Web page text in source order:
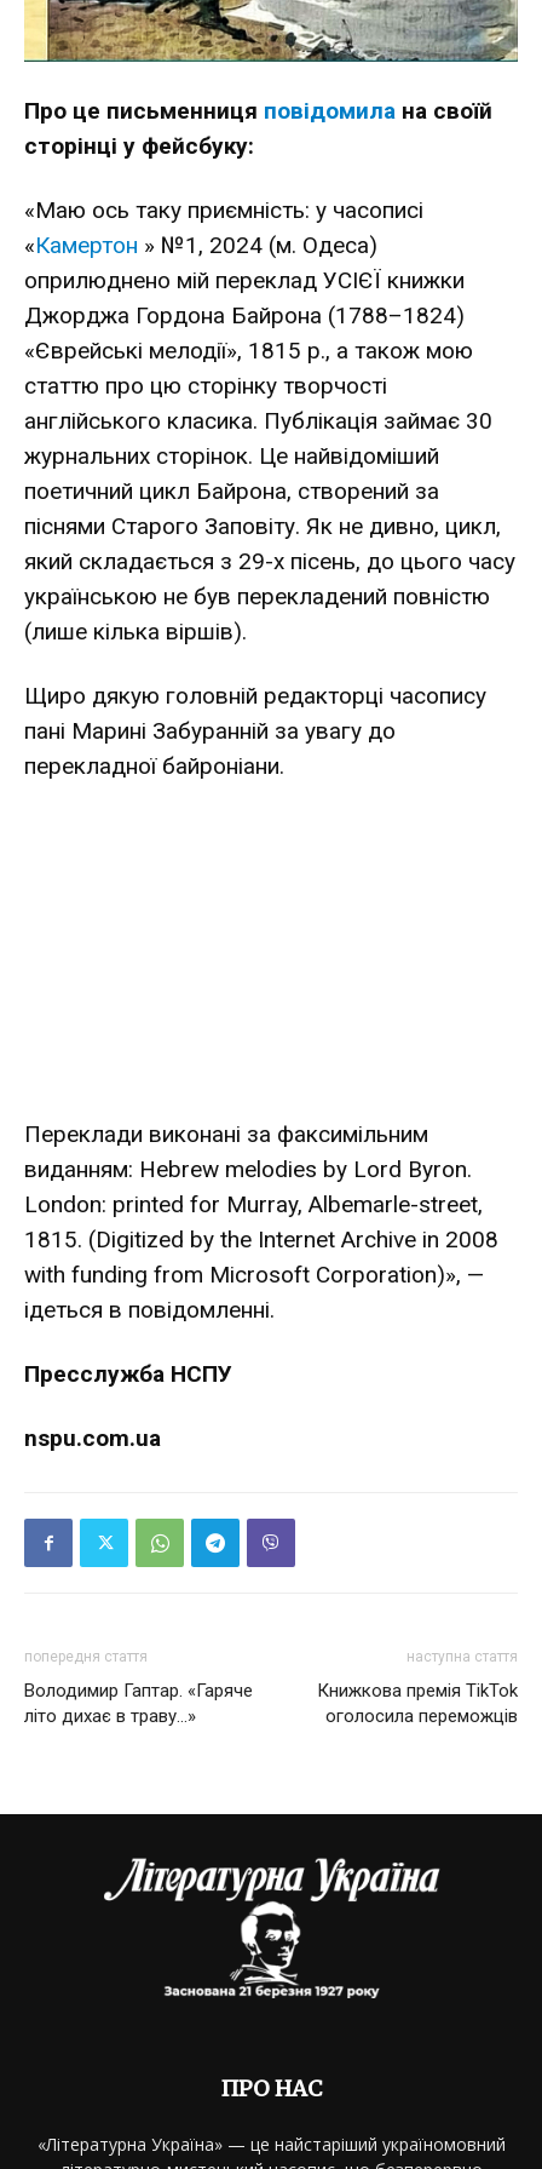
Про це письменниця повідомила на своїй
сторінці у фейсбуку:
«Маю ось таку приємність: у часописі
«Камертон » №1, 2024 (м. Одеса)
оприлюднено мій переклад УСІЄЇ книжки
Джорджа Гордона Байрона (1788–1824)
«Єврейські мелодії», 1815 р., а також мою
статтю про цю сторінку творчості
англійського класика. Публікація займає 30
журнальних сторінок. Це найвідоміший
поетичний цикл Байрона, створений за
піснями Старого Заповіту. Як не дивно, цикл,
який складається з 29-х пісень, до цього часу
українською не був перекладений повністю
(лише кілька віршів).
Щиро дякую головній редакторці часопису
пані Марині Забуранній за увагу до
перекладної байроніани.
Переклади виконані за факсимільним
виданням: Hebrew mеlodies by Lord Byron.
London: printed for Murray, Albemarle-street,
1815. (Digitized by the Internet Archive in 2008
with funding from Microsoft Corporation)», —
ідеться в повідомленні.
Пресслужба НСПУ
nspu.com.ua
попередня стаття
Володимир Гаптар. «Гаряче
літо дихає в траву…»
наступна стаття
Книжкова премія TikTok
оголосила переможців
ПРО НАС
«Літературна Україна» — це найстаріший україномовний